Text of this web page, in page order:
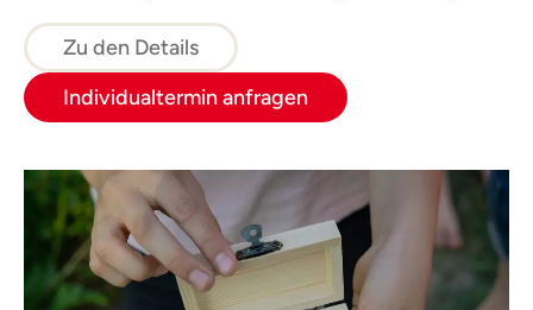
Zu den Details
Individualtermin anfragen